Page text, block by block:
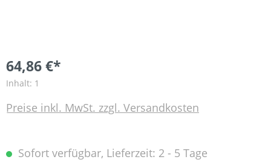
64,86 €*
Inhalt: 1
Preise inkl. MwSt. zzgl. Versandkosten
Sofort verfügbar, Lieferzeit: 2 - 5 Tage